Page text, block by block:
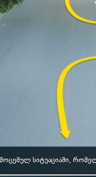
მოცემულ სიტუაციაში,